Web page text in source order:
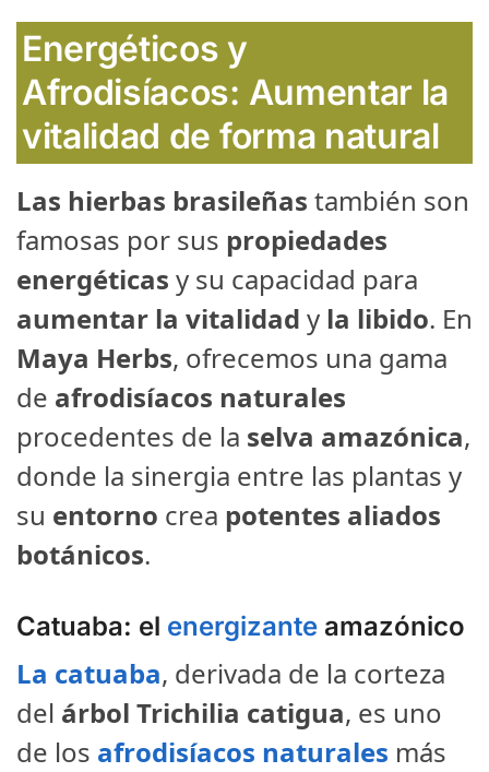
Energéticos y
Afrodisíacos: Aumentar la
vitalidad de forma natural
Las hierbas brasileñas también son
famosas por sus propiedades
energéticas y su capacidad para
aumentar la vitalidad y la libido. En
Maya Herbs, ofrecemos una gama
de afrodisíacos naturales
procedentes de la selva amazónica,
donde la sinergia entre las plantas y
su entorno crea potentes aliados
botánicos.
Catuaba: el energizante amazónico
La catuaba, derivada de la corteza
del árbol Trichilia catigua, es uno
de los afrodisíacos naturales más